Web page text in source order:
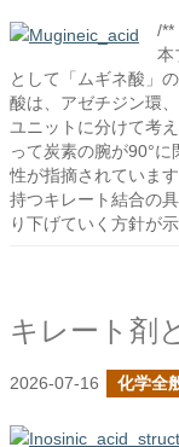
/**
本
として「ムギネ酸」
酸は、アゼチジン環
ユニットに分けて考
って炭素の腕が90°
性が指摘されていま
持つキレート結合の
り下げていく方針が
キレート剤
2026-07-16 化学全